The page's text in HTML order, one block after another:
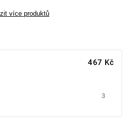
více produktů
467 Kč
3